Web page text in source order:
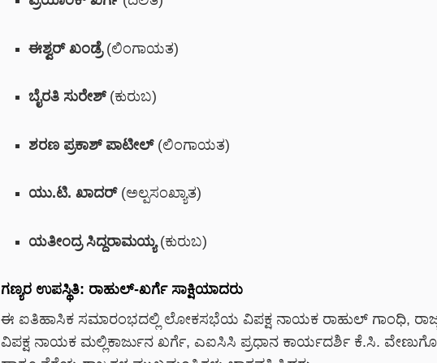
ಈಶ್ವರ್ ಖಂಡ್ರೆ (ಲಿಂಗಾಯತ)
ಬೈರತಿ ಸುರೇಶ್ (ಕುರುಬ)
ಶರಣ ಪ್ರಕಾಶ್ ಪಾಟೀಲ್ (ಲಿಂಗಾಯತ)
ಯು.ಟಿ. ಖಾದರ್ (ಅಲ್ಪಸಂಖ್ಯಾತ)
ಯತೀಂದ್ರ ಸಿದ್ದರಾಮಯ್ಯ (ಕುರುಬ)
ಗಣ್ಯರ ಉಪಸ್ಥಿತಿ: ರಾಹುಲ್-ಖರ್ಗೆ ಸಾಕ್ಷಿಯಾದರು
ಈ ಐತಿಹಾಸಿಕ ಸಮಾರಂಭದಲ್ಲಿ ಲೋಕಸಭೆಯ ವಿಪಕ್ಷ ನಾಯಕ ರಾಹುಲ್ ಗಾಂಧಿ,
ವಿಪಕ್ಷ ನಾಯಕ ಮಲ್ಲಿಕಾರ್ಜುನ ಖರ್ಗೆ, ಎಐಸಿಸಿ ಪ್ರಧಾನ ಕಾರ್ಯದರ್ಶಿ ಕೆ.ಸಿ.